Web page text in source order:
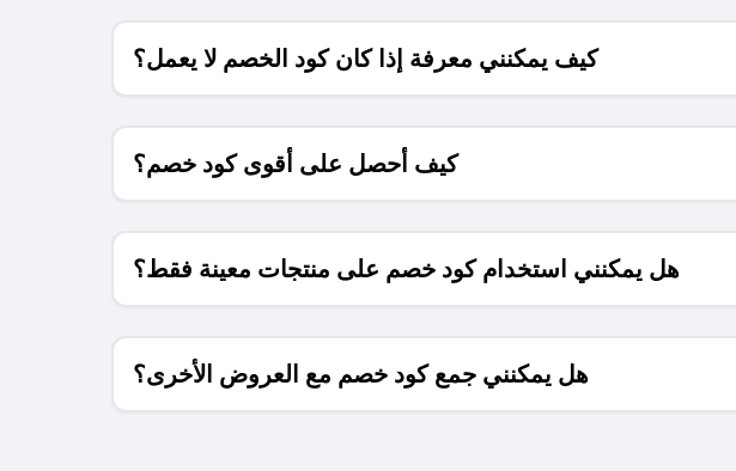
كيف يمكنني معرفة إذا كان كود الخصم لا يعمل؟
كيف أحصل على أقوى كود خصم؟
هل يمكنني استخدام كود خصم على منتجات معينة فقط؟
هل يمكنني جمع كود خصم مع العروض الأخرى؟